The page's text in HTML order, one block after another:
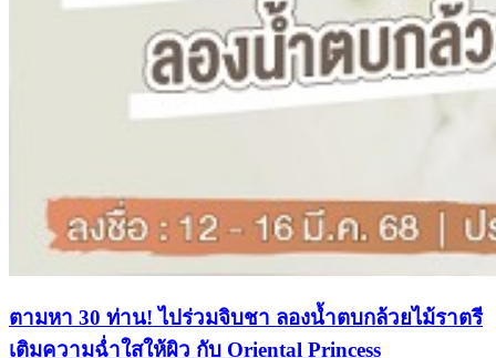
ตามหา 30 ท่าน! ไปร่วมจิบชา ลองน้ำตบกล้วยไม้ราตรี
เติมความฉ่ำใสให้ผิว กับ Oriental Princess